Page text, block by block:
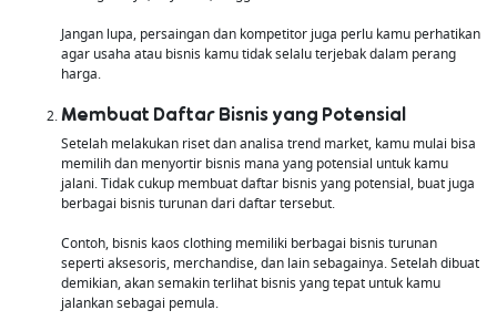
Jangan lupa, persaingan dan kompetitor juga perlu kamu perhatikan
agar usaha atau bisnis kamu tidak selalu terjebak dalam perang
harga.
Membuat Daftar Bisnis yang Potensial
Setelah melakukan riset dan analisa trend market, kamu mulai bisa
memilih dan menyortir bisnis mana yang potensial untuk kamu
jalani. Tidak cukup membuat daftar bisnis yang potensial, buat juga
berbagai bisnis turunan dari daftar tersebut.
Contoh, bisnis kaos clothing memiliki berbagai bisnis turunan
seperti aksesoris, merchandise, dan lain sebagainya. Setelah dibuat
demikian, akan semakin terlihat bisnis yang tepat untuk kamu
jalankan sebagai pemula.